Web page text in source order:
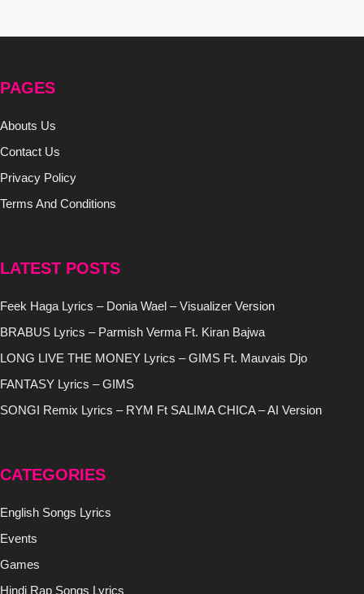
PAGES
Abouts Us
Contact Us
Privacy Policy
Terms And Conditions
LATEST POSTS
Feek Haga Lyrics – Donia Wael – Visualizer Version
BRABUS Lyrics – Parmish Verma Ft. Kiran Bajwa
LONG LIVE THE MONEY Lyrics – GIMS Ft. Mauvais Djo
FANTASY Lyrics – GIMS
SONGI Remix Lyrics – RYM Ft SALIMA CHICA – AI Version
CATEGORIES
English Songs Lyrics
Events
Games
Hindi Rap Songs Lyrics